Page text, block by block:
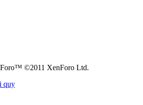
©2011 XenForo Ltd.
quy